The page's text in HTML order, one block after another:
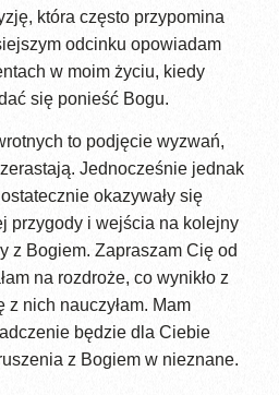
która często przypomina
odcinku opowiadam
w moim życiu, kiedy
się ponieść Bogu.
to podjęcie wyzwań,
Jednocześnie jednak
okazywały się
przygody i wejścia na kolejny
z Bogiem. Zapraszam Cię od
na rozdroże, co wynikło z
nich nauczyłam. Mam
będzie dla Ciebie
z Bogiem w nieznane.